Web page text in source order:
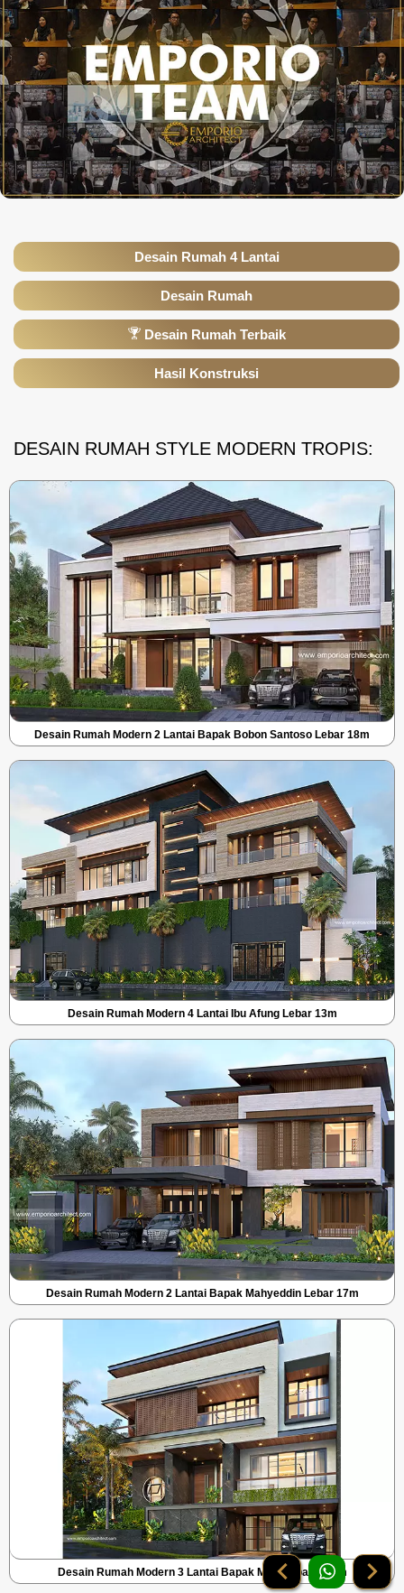
Desain Rumah 4 Lantai
Desain Rumah
Desain Rumah Terbaik
Hasil Konstruksi
DESAIN RUMAH STYLE MODERN TROPIS:
Desain Rumah Modern 2 Lantai Bapak Bobon Santoso Lebar 18m
Desain Rumah Modern 4 Lantai Ibu Afung Lebar 13m
Desain Rumah Modern 2 Lantai Bapak Mahyeddin Lebar 17m
Desain Rumah Modern 3 Lantai Bapak Muiz Lebar 15.5m